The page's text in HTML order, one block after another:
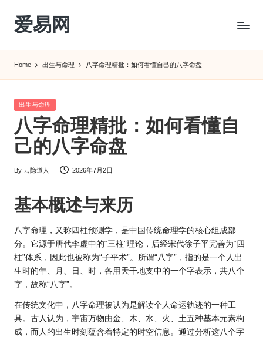
Skip
content
爱易网
转
农
历
阴
历
Home 出生与命理 八字命理精批：如何看懂自己的八字命盘
Posted
出生与命理
八字命理精批：如何看懂自
己的八字命盘
Posted
By 云隐道人 2026年7月2日
基本概述与来历
八字命理，又称四柱预测学，是中国传统命理学的核心组成部
分。它源于唐代李虚中的“三柱”理论，后经宋代徐子平完善为“四
柱”体系，因此也被称为“子平术”。所谓“八字”，指的是一个人出
生时的年、月、日、时，各用天干地支中的一个字表示，共八个
字，故称“八字”。
在传统文化中，八字命理被认为是解读个人命运轨迹的一种工
具。古人认为，宇宙万物由金、木、水、火、土五种基本元素构
成，而人的出生时刻蕴含着特定的时空信息。通过分析这八个字